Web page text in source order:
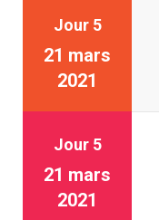
Jour 5
21 mars
2021
Jour 5
21 mars
2021